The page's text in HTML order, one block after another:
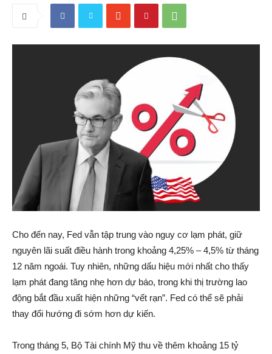
Cho đến nay, Fed vẫn tập trung vào nguy cơ lạm phát, giữ
nguyên lãi suất điều hành trong khoảng 4,25% – 4,5% từ tháng
12 năm ngoái. Tuy nhiên, những dấu hiệu mới nhất cho thấy
lạm phát đang tăng nhẹ hơn dự báo, trong khi thị trường lao
động bắt đầu xuất hiện những “vết rạn”. Fed có thể sẽ phải
thay đổi hướng đi sớm hơn dự kiến.
Trong tháng 5, Bộ Tài chính Mỹ thu về thêm khoảng 15 tỷ